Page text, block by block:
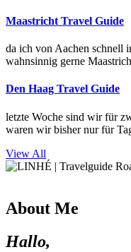
Maastricht Travel Guide
da ich von Aachen schnell
wahnsinnig gerne
Den Haag Travel Guide
letzte Woche sind wir für
waren wir bisher nur für
View All
About Me
Hallo,